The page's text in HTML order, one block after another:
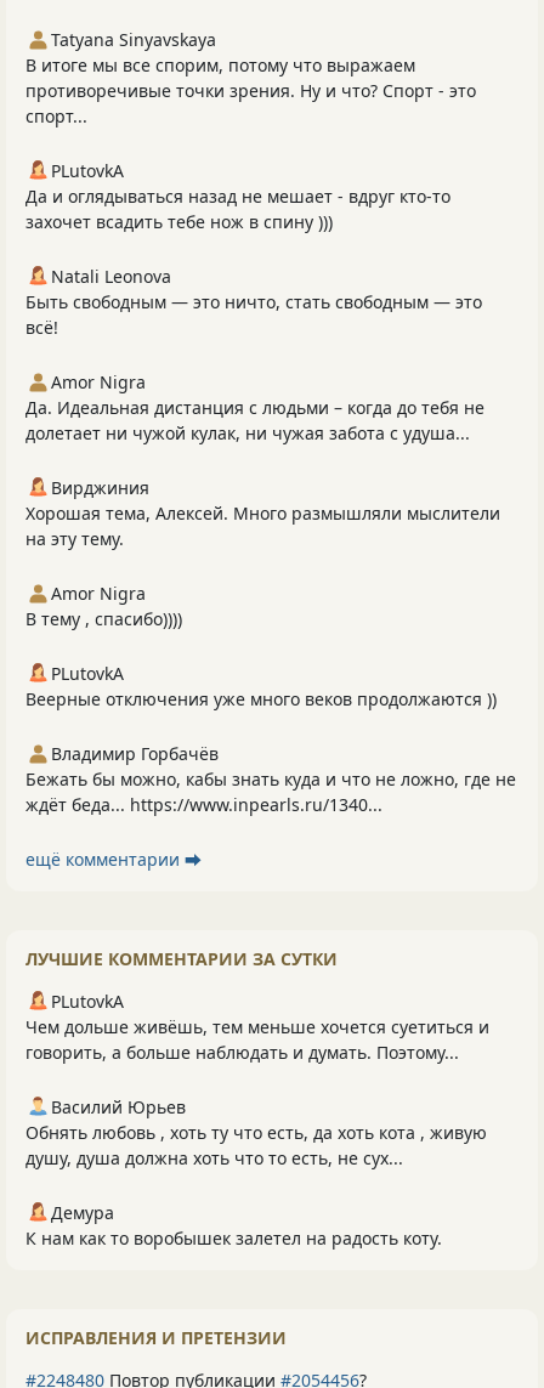
Tatyana Sinyavskaya
В итоге мы все спорим, потому что выражаем
противоречивые точки зрения. Ну и что? Спорт - это
спорт...
PLutоvkА
Да и оглядываться назад не мешает - вдруг кто-то
захочет всадить тебе нож в спину )))
Natali Leonova
Быть свободным — это ничто, стать свободным — это
всё!
Amor Nigra
Да. Идеальная дистанция с людьми – когда до тебя не
долетает ни чужой кулак, ни чужая забота с удуша...
Вирджиния
Хорошая тема, Алексей. Много размышляли мыслители
на эту тему.
Amor Nigra
В тему , спасибо))))
PLutоvkА
Веерные отключения уже много веков продолжаются ))
Владимир Горбачёв
Бежать бы можно, кабы знать куда и что не ложно, где не
ждёт беда... https://www.inpearls.ru/1340...
ещё комментарии ⮕
ЛУЧШИЕ КОММЕНТАРИИ ЗА СУТКИ
PLutоvkА
Чем дольше живёшь, тем меньше хочется суетиться и
говорить, а больше наблюдать и думать. Поэтому...
Василий Юрьев
Обнять любовь , хоть ту что есть, да хоть кота , живую
душу, душа должна хоть что то есть, не сух...
Демура
К нам как то воробышек залетел на радость коту.
ИСПРАВЛЕНИЯ И ПРЕТЕНЗИИ
#2248480 Повтор публикации #2054456?